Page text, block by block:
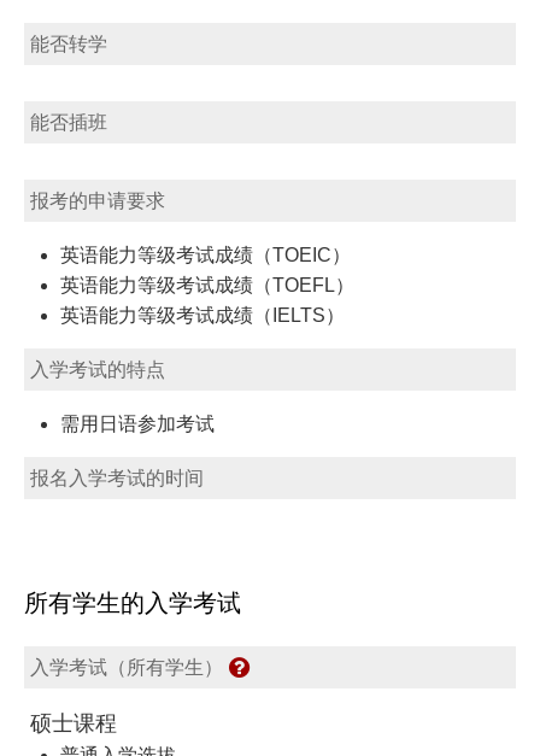
能否转学
能否插班
报考的申请要求
英语能力等级考试成绩（TOEIC）
英语能力等级考试成绩（TOEFL）
英语能力等级考试成绩（IELTS）
入学考试的特点
需用日语参加考试
报名入学考试的时间
所有学生的入学考试
入学考试（所有学生）
硕士课程